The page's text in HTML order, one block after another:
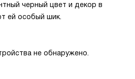
черный цвет и декор в
ей особый шик.
не обнаружено.